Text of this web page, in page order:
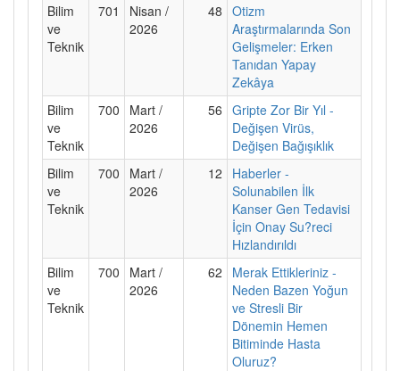
Bilim
ve
Teknik
701
Nisan /
2026
48 Otizm
Araştırmalarında Son
Gelişmeler: Erken
Tanıdan Yapay
Zekâya
Bilim
ve
Teknik
700
Mart /
2026
56 Gripte Zor Bir Yıl -
Değişen Virüs,
Değişen Bağışıklık
Bilim
ve
Teknik
700
Mart /
2026
12
Haberler -
Solunabilen İlk
Kanser Gen Tedavisi
İçin Onay Su?reci
Hızlandırıldı
Bilim
ve
Teknik
700
Mart /
2026
62
Merak Ettikleriniz -
Neden Bazen Yoğun
ve Stresli Bir
Dönemin Hemen
Bitiminde Hasta
Oluruz?